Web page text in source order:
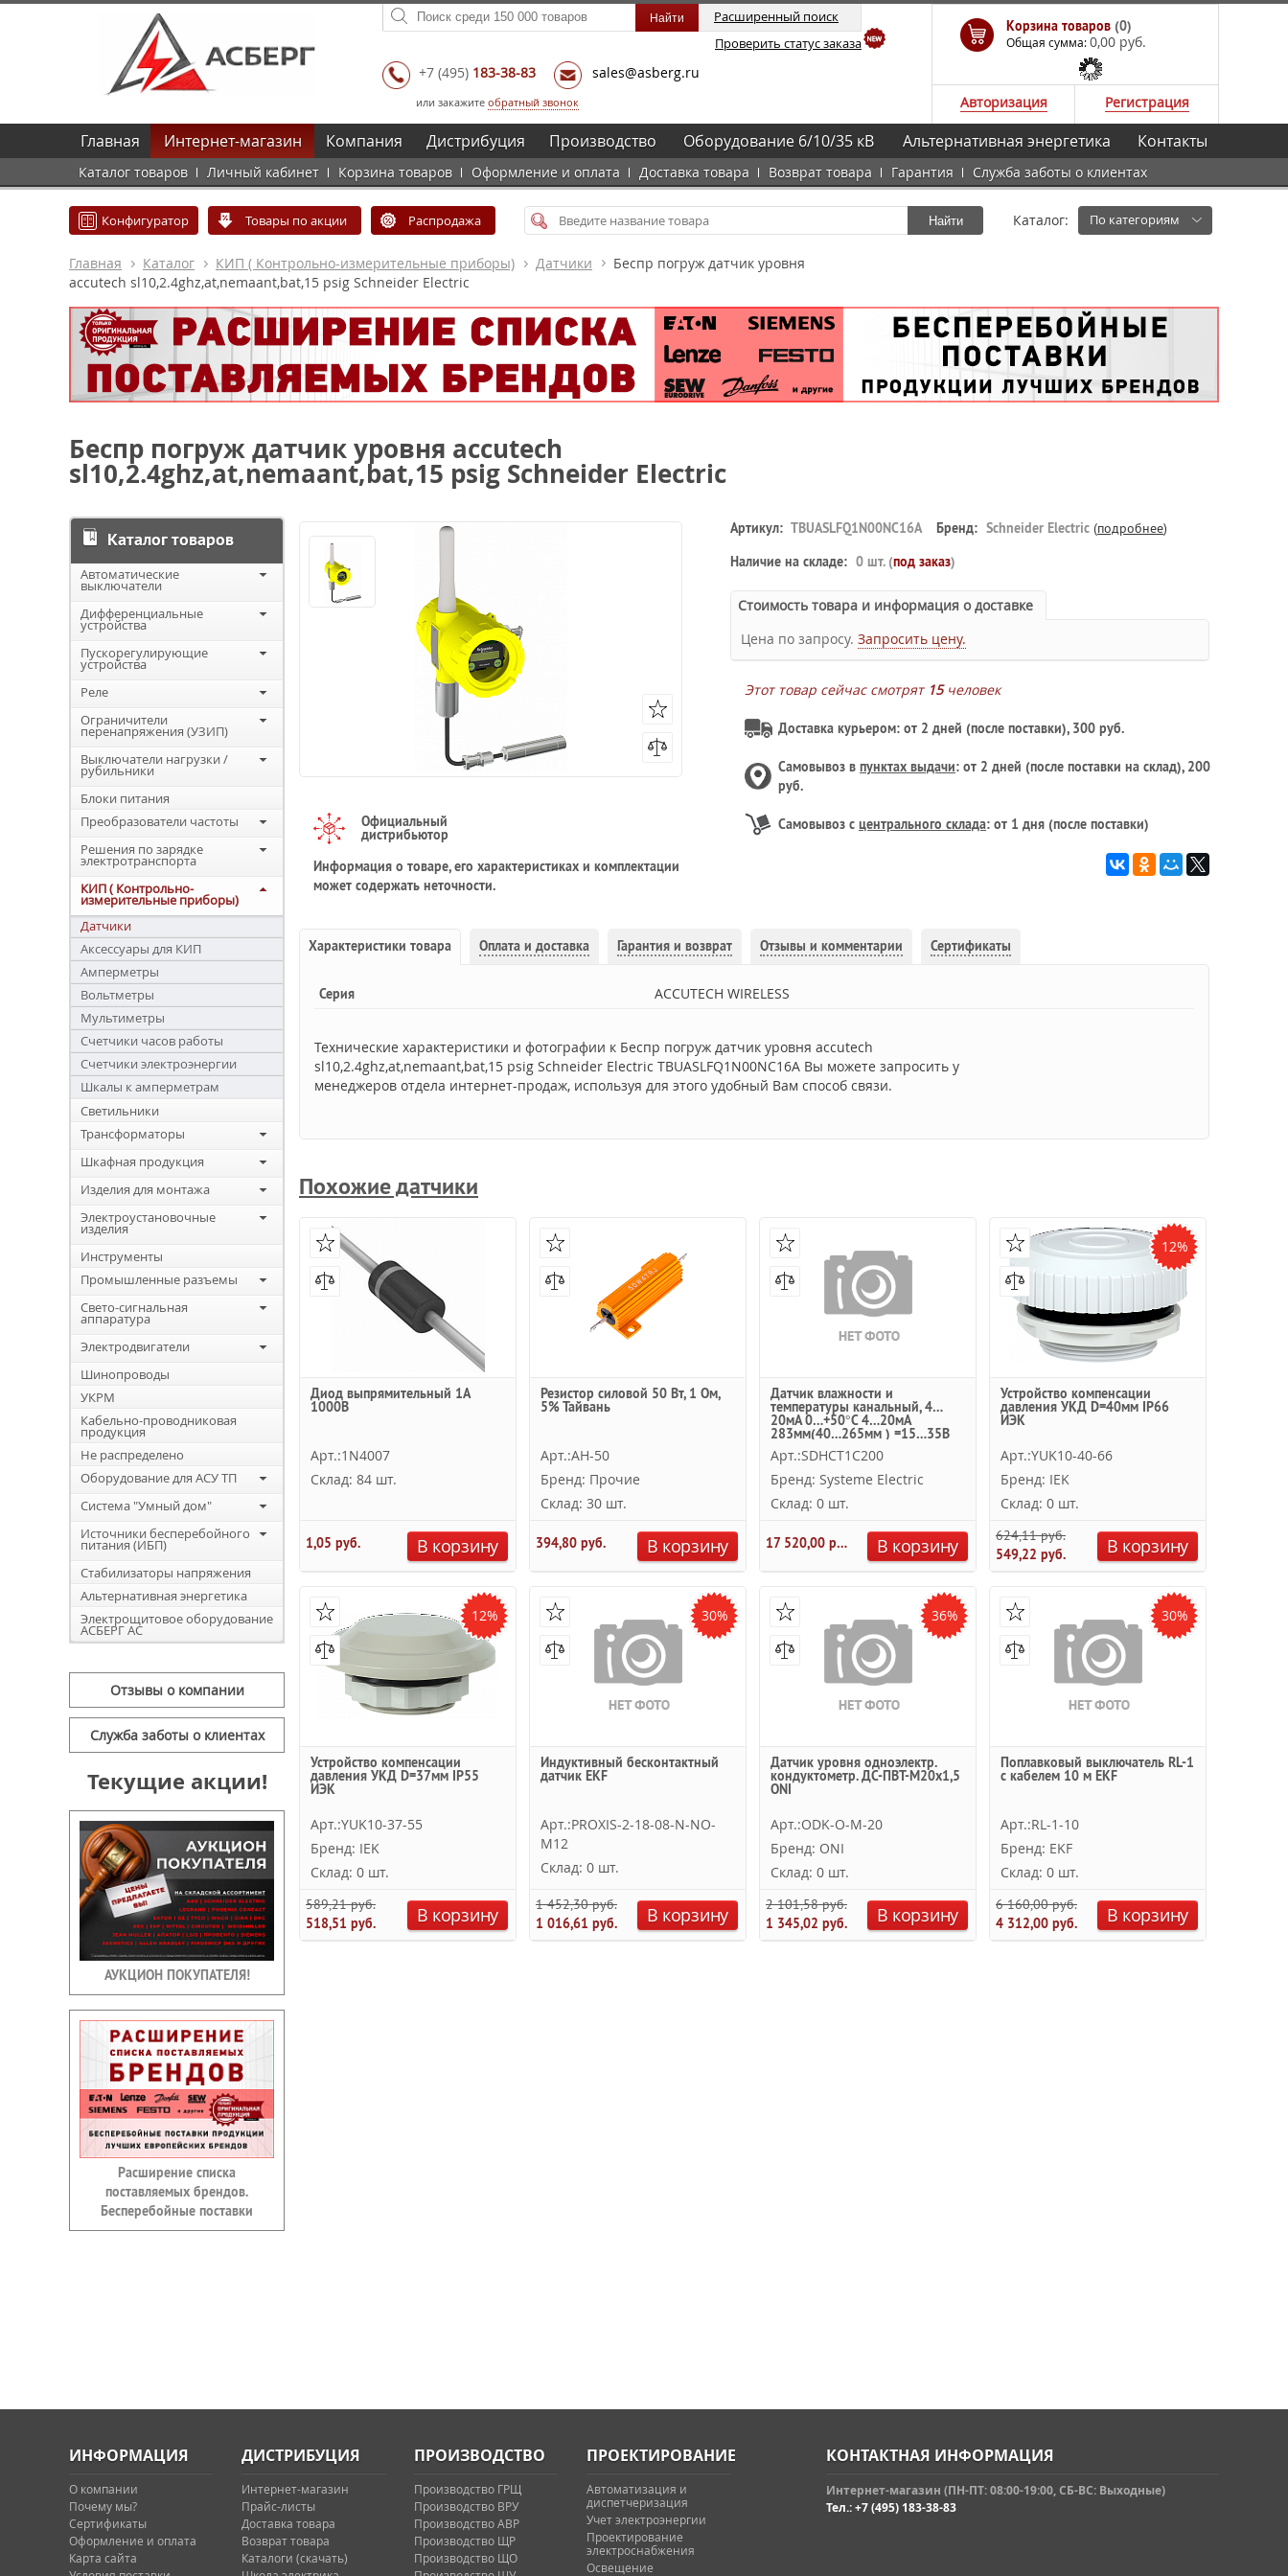
Расширенный поиск
Проверить статус заказа
+7 (495) 183-38-83 sales@asberg.ru
или закажите обратный звонок
Корзина товаров (0)
Общая сумма:0,00 руб.
Авторизация Регистрация
Главная Интернет-магазин
Каталог товаров Личный кабинет Корзина товаров Оформление и оплата Доставка товара Возврат товара Гарантия Служба заботы о клиентах
Компания Дистрибуция Производство Оборудование 6/10/35 кВ Альтернативная энергетика Контакты
Конфигуратор Товары по акции Распродажа Найти Каталог: По категориям
Главная Каталог КИП ( Контрольно-измерительные приборы) Датчики
Беспр погруж датчик уровня
accutech sl10,2.4ghz,at,nemaant,bat,15 psig Schneider Electric
Беспр погруж датчик уровня accutech
sl10,2.4ghz,at,nemaant,bat,15 psig Schneider Electric
Каталог товаров
Автоматические
выключатели
Дифференциальные
устройства
Пускорегулирующие
устройства
Реле
Ограничители
перенапряжения (УЗИП)
Выключатели нагрузки /
рубильники
Блоки питания
Преобразователи частоты
Решения по зарядке
электротранспорта
КИП ( Контрольно-
измерительные приборы)
Датчики
Аксессуары для КИП
Амперметры
Вольтметры
Мультиметры
Счетчики часов работы
Счетчики электроэнергии
Шкалы к амперметрам
Светильники
Трансформаторы
Шкафная продукция
Изделия для монтажа
Электроустановочные
изделия
Инструменты
Промышленные разъемы
Свето-сигнальная
аппаратура
Электродвигатели
Шинопроводы
УКРМ
Кабельно-проводниковая
продукция
Не распределено
Оборудование для АСУ ТП
Система "Умный дом"
Источники бесперебойного
питания (ИБП)
Стабилизаторы напряжения
Альтернативная энергетика
Электрощитовое оборудование
АСБЕРГ АС
Отзывы о компании
Служба заботы о клиентах
Текущие акции!
АУКЦИОН ПОКУПАТЕЛЯ!
Расширение списка
поставляемых брендов.
Бесперебойные поставки
Официальный
дистрибьютор
Информация о товаре, его характеристиках и комплектации
может содержать неточности.
Артикул: TBUASLFQ1N00NC16A Бренд: Schneider Electric (подробнее)
Наличие на складе: 0 шт. (под заказ)
Стоимость товара и информация о доставке
Цена по запросу. Запросить цену.
Этот товар сейчас смотрят 15человек
Доставка курьером: от 2 дней (после поставки), 300 руб.
Самовывоз в пунктах выдачи: от 2 дней (после поставки на склад), 200
руб.
Самовывоз с центрального склада: от 1 дня (после поставки)
Характеристики товара Оплата и доставка Гарантия и возврат Отзывы и комментарии Сертификаты
Серия ACCUTECH WIRELESS
Технические характеристики и фотографии к Беспр погруж датчик уровня accutech
sl10,2.4ghz,at,nemaant,bat,15 psig Schneider Electric TBUASLFQ1N00NC16A Вы можете запросить у
менеджеров отдела интернет-продаж, используя для этого удобный Вам способ связи.
Похожие датчики
Диод выпрямительный 1А
1000В
Арт.:1N4007
Склад: 84 шт.
1,05 руб. В корзину
Резистор силовой 50 Вт, 1 Ом,
5% Тайвань
Арт.:AH-50
Бренд: Прочие
Склад: 30 шт.
394,80 руб. В корзину
Датчик влажности и
температуры канальный, 4…
20мА 0…+50°С 4…20мА
283мм(40…265мм ) =15…35В
Systeme Electric
Арт.:SDHCT1C200
Бренд: Systeme Electric
Склад: 0 шт.
17 520,00 руб. В корзину
12%
Устройство компенсации
давления УКД D=40мм IP66
ИЭК
Арт.:YUK10-40-66
Бренд: IEK
Склад: 0 шт.
624,11 руб.
549,22 руб.
В корзину
12%
Устройство компенсации
давления УКД D=37мм IP55
ИЭК
Арт.:YUK10-37-55
Бренд: IEK
Склад: 0 шт.
589,21 руб.
518,51 руб.
В корзину
30%
Индуктивный бесконтактный
датчик EKF
Арт.:PROXIS-2-18-08-N-NO-
M12
Склад: 0 шт.
1 452,30 руб.
1 016,61 руб.
В корзину
36%
Датчик уровня одноэлектр.
кондуктометр. ДС-ПВТ-М20х1,5
ONI
Арт.:ODK-O-M-20
Бренд: ONI
Склад: 0 шт.
2 101,58 руб.
1 345,02 руб.
В корзину
30%
Поплавковый выключатель RL-1
с кабелем 10 м EKF
Арт.:RL-1-10
Бренд: EKF
Склад: 0 шт.
6 160,00 руб.
4 312,00 руб.
В корзину
ИНФОРМАЦИЯ
О компании
Почему мы?
Сертификаты
Оформление и оплата
Карта сайта
ДИСТРИБУЦИЯ
Интернет-магазин
Прайс-листы
Доставка товара
Возврат товара
Каталоги (скачать)
ПРОИЗВОДСТВО
Производство ГРЩ
Производство ВРУ
Производство АВР
Производство ЩР
Производство ЩО
ПРОЕКТИРОВАНИЕ
Автоматизация и
диспетчеризация
Учет электроэнергии
Проектирование
электроснабжения
Освещение
КОНТАКТНАЯ ИНФОРМАЦИЯ
Интернет-магазин (ПН-ПТ: 08:00-19:00, СБ-ВС: Выходные)
Тел.: +7 (495) 183-38-83